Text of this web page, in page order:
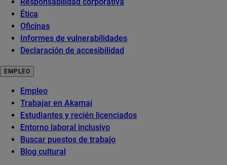
Responsabilidad corporativa
Ética
Oficinas
Informes de vulnerabilidades
Declaración de accesibilidad
EMPLEO
Empleo
Trabajar en Akamai
Estudiantes y recién licenciados
Entorno laboral inclusivo
Buscar puestos de trabajo
Blog cultural